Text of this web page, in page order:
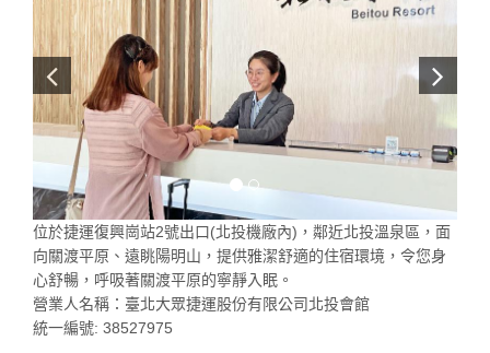
位於捷運復興崗站2號出口(北投機廠內)，鄰近北投溫泉區，面
向關渡平原、遠眺陽明⼭，提供雅潔舒適的住宿環境，令您⾝
⼼舒暢，呼吸著關渡平原的寧靜入眠。
營業人名稱：臺北大眾捷運股份有限公司北投會館
統一編號: 38527975